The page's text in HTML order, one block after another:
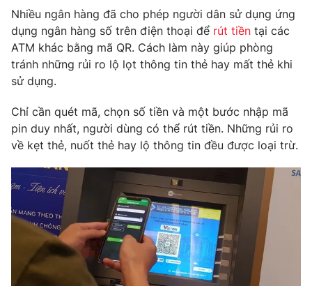
Câu chuyện quốc tế
Tài chính
Thị trường
Góc doanh nghiệp
Dữ liệu và đời sống
Truyền hình
Phim VTV
Hậu trường
Nhân vật
Khán giả
Giải sao mai
Điện ảnh
Sao
Đời sống
Du lịch
Làm đẹp
Chất lượng cuộc sống
Giáo dục
Tuyển sinh
Học trực tuyến
Công nghệ
Hitech Công nghệ tương lai
Sản phẩm
Giao lưu trực tuyến
Nhiều ngân hàng đã cho phép người dân sử dụng ứng
dụng ngân hàng số trên điện thoại để rút tiền tại các
ATM khác bằng mã QR. Cách làm này giúp phòng
tránh những rủi ro lộ lọt thông tin thẻ hay mất thẻ khi
sử dụng.
Chỉ cần quét mã, chọn số tiền và một bước nhập mã
pin duy nhất, người dùng có thể rút tiền. Những rủi ro
về kẹt thẻ, nuốt thẻ hay lộ thông tin đều được loại trừ.